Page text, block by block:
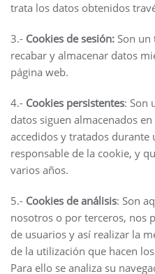
trata los datos obtenidos
3.- Cookies de sesión: Son un
recabar y almacenar datos
página web.
4.- Cookies persistentes: Son
datos siguen almacenados
accedidos y tratados
responsable de la cookie, y
varios años.
5.- Cookies de análisis: Son
nosotros o por terceros, nos
de usuarios y así realizar la
de la utilización que hacen
Para ello se analiza su